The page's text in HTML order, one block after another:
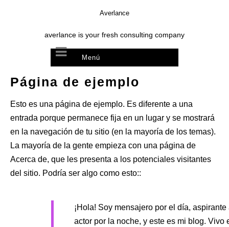
Averlance
averlance is your fresh consulting company
Página de ejemplo
Esto es una página de ejemplo. Es diferente a una
entrada porque permanece fija en un lugar y se mostrará
en la navegación de tu sitio (en la mayoría de los temas).
La mayoría de la gente empieza con una página de
Acerca de, que les presenta a los potenciales visitantes
del sitio. Podría ser algo como esto::
¡Hola! Soy mensajero por el día, aspirante
actor por la noche, y este es mi blog. Vivo